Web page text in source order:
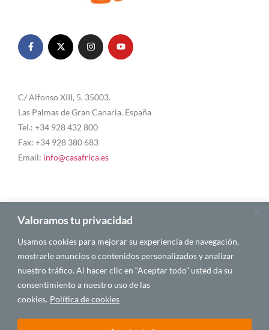
Valoramos tu privacidad
Usamos cookies para mejorar su experiencia de navegación,
mostrarle anuncios o contenidos personalizados y analizar
nuestro tráfico. Al hacer clic en “Aceptar todo” usted da su
consentimiento a nuestro uso de las
cookies. Política de cookies
C/ Alfonso XIII, 5. 35003.
Las Palmas de Gran Canaria. España
Tel.: +34 928 432 800
Fax: +34 928 380 683
Email: info@casafrica.es
Blog
Quiénes somos
Autores
Español